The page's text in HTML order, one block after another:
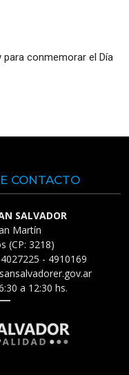
para conmemorar el Día
CONTACTO
SALVADOR
Martín
(CP: 3218)
- 4910169
a 12:30 hs.